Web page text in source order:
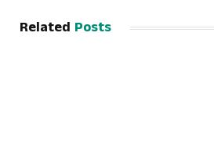
Related Posts